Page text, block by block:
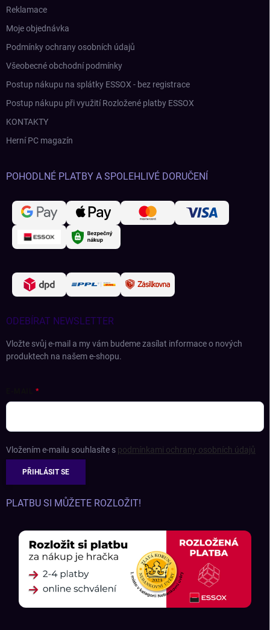
Reklamace
Moje objednávka
Podmínky ochrany osobních údajů
Všeobecné obchodní podmínky
Postup nákupu na splátky ESSOX - bez registrace
Postup nákupu při využití Rozložené platby ESSOX
KONTAKTY
Herní PC magazín
POHODLNÉ PLATBY A SPOLEHLIVÉ DORUČENÍ
ODEBÍRAT NEWSLETTER
Vložte svůj e-mail a my vám budeme zasílat informace o nových
produktech na našem e-shopu.
Vložením e-mailu souhlasíte s podmínkami ochrany osobních údajů
PŘIHLÁSIT SE
PLATBU SI MŮŽETE ROZLOŽIT!